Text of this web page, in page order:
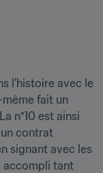
l'histoire avec le
fait un
n°10 est ainsi
contrat
signant avec les
accompli tant